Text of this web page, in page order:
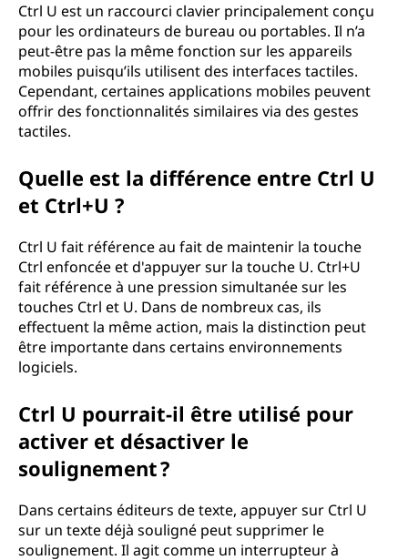
Ctrl U est un raccourci clavier principalement conçu
pour les ordinateurs de bureau ou portables. Il n’a
peut-être pas la même fonction sur les appareils
mobiles puisqu’ils utilisent des interfaces tactiles.
Cependant, certaines applications mobiles peuvent
offrir des fonctionnalités similaires via des gestes
tactiles.
Quelle est la différence entre Ctrl U
et Ctrl+U ?
Ctrl U fait référence au fait de maintenir la touche
Ctrl enfoncée et d'appuyer sur la touche U. Ctrl+U
fait référence à une pression simultanée sur les
touches Ctrl et U. Dans de nombreux cas, ils
effectuent la même action, mais la distinction peut
être importante dans certains environnements
logiciels.
Ctrl U pourrait-il être utilisé pour
activer et désactiver le
soulignement ?
Dans certains éditeurs de texte, appuyer sur Ctrl U
sur un texte déjà souligné peut supprimer le
soulignement. Il agit comme un interrupteur à